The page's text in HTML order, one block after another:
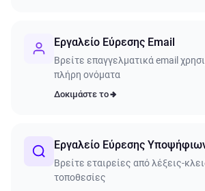
Εργαλείο Εύρεσης Email
Βρείτε επαγγελματικά email
πλήρη ονόματα
Δοκιμάστε το
Εργαλείο Εύρεσης
Βρείτε εταιρείες από λέξεις-
τοποθεσίες